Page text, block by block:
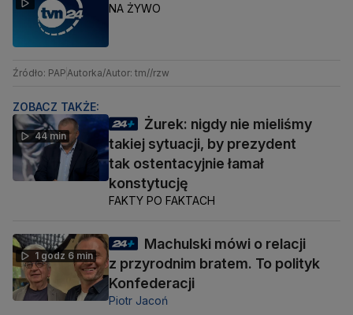
NA ŻYWO
Źródło: PAPAutorka/Autor: tm//rzw
ZOBACZ TAKŻE:
44 min
Żurek: nigdy nie mieliśmy
takiej sytuacji, by prezydent
tak ostentacyjnie łamał
konstytucję
FAKTY PO FAKTACH
1 godz 6 min
Machulski mówi o relacji
z przyrodnim bratem. To polityk
Konfederacji
Piotr Jacoń